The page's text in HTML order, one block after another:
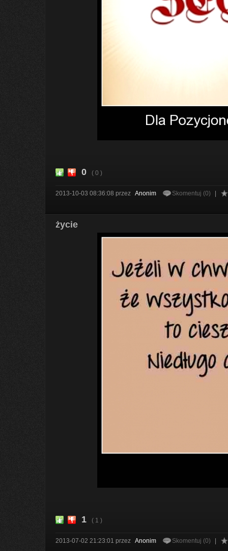
0 ( 0 )
2013-10-03 08:36:08 przez Anonim Skomentuj (0)
życie
1 ( 1 )
2013-07-02 21:23:01 przez Anonim Skomentuj (0)